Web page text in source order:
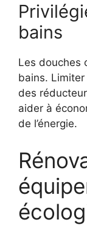
bains
Les douches
bains.
des
aider à
de l’énergie.